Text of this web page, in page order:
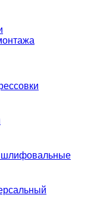
шлифовальные